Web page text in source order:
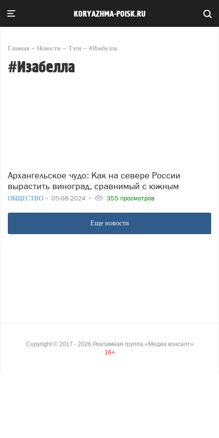
KORYAZHMA-POISK.RU
Главная Новости Тэги #Изабелла
#Изабелла
Архангельское чудо: Как на севере России
вырастить виноград, сравнимый с южным
ОБЩЕСТВО 05-08-2024 355 просмотров
Еще новости
Copyright © 2017 - 2026 Рекламная группа «Медиа консалт»
16+